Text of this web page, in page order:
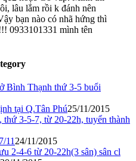
lâu lắm rồi k đánh nên
bạn nào có nhã hứng thì
0933101331 mình tên
Bình Thạnh thứ 3-5 buổi
tại Q.Tân Phú25/11/2015
thứ 3-5-7, từ 20-22h, tuyển thành
11 24/11/2015
2-4-6 từ 20-22h(3 sân) sân cl